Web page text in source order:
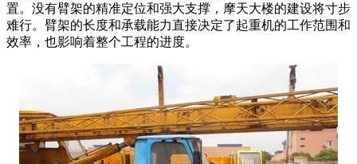
置。没有臂架的精准定位和强大支撑，摩天大楼的建设将寸步
难行。臂架的长度和承载能力直接决定了起重机的工作范围和
效率，也影响着整个工程的进度。